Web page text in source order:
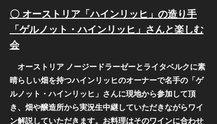
〇 オーストリア「ハインリッヒ」の造り手
「ゲルノット・ハインリッヒ」さんと楽しむ
会
オーストリア ノージードラーゼーとライタベルクに素
晴らしい畑を持つハインリッヒのオーナーで名手の「ゲ
ルノット・ハインリッヒ」さんに現地から参加して頂
き、畑や醸造所から実況生中継していただきながらワイ
ン解説していただきます。お料理はそのワインに合わせ